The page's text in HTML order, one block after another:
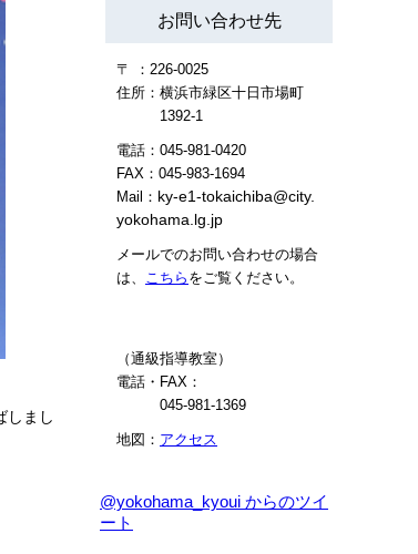
しまし
お問い合わせ先
〒 ：226-0025
住所：横浜市緑区十日市場町
1392-1
電話：045-981-0420
FAX：045-983-1694
Mail： ky-e1-tokaichiba@city.
yokohama.lg.jp
メールでのお問い合わせの場合
は、 こちら をご覧ください。
（通級指導教室）
電話・FAX：
045-981-1369
地図： アクセス
@yokohama_kyoui からのツイ
ート